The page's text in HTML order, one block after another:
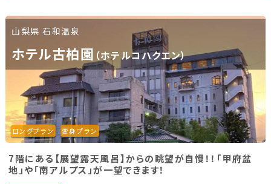
プラン詳細を見る
山梨県 石和温泉
ホテル古柏園 （ホテルコハクエン）
ロングプラン 変身プラン
7階にある【展望露天風呂】からの眺望が自慢！！「甲府盆
地」や「南アルプス」が一望できます！